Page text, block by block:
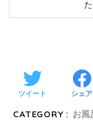
ツイート シェア
CATEGORY : お風